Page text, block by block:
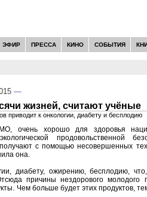
ЭФИР ПРЕССА КИНО СОБЫТИЯ
—
жизней, считают учёные
приводит к онкологии, диабету и бесплодию
очень хорошо для здоровья
продовольственной
с помощью несовершенных
она.
диабету, ожирению, бесплодию,
причины нездорового молодого
Чем больше будет этих продуктов,